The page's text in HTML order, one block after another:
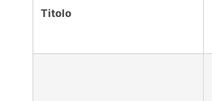
Titolo